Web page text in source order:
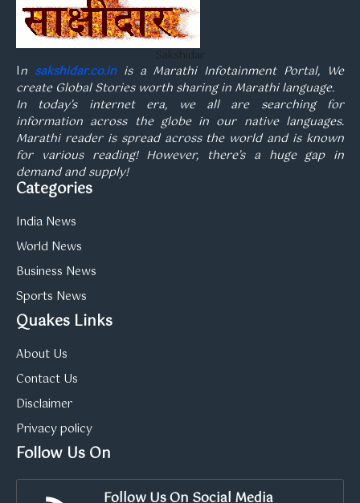
Sakshidar
In sakshidar.co.inis a Marathi Infotainment Portal, We
create Global Stories worth sharing in Marathi language.
In today’s internet era, we all are searching for
information across the globe in our native languages.
Marathi reader is spread across the world and is known
for various reading! However, there’s a huge gap in
demand and supply!
Categories
India News
World News
Business News
Sports News
Quakes Links
About Us
Contact Us
Disclaimer
Privacy policy
Follow Us On
Follow Us On Social Media